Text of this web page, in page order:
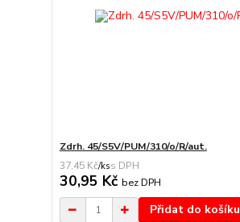
Zdrh. 45/S5V/PUM/310/o/R/aut.
37,45 Kč/ks
30,95 Kč bez DPH
Přidat do košíku